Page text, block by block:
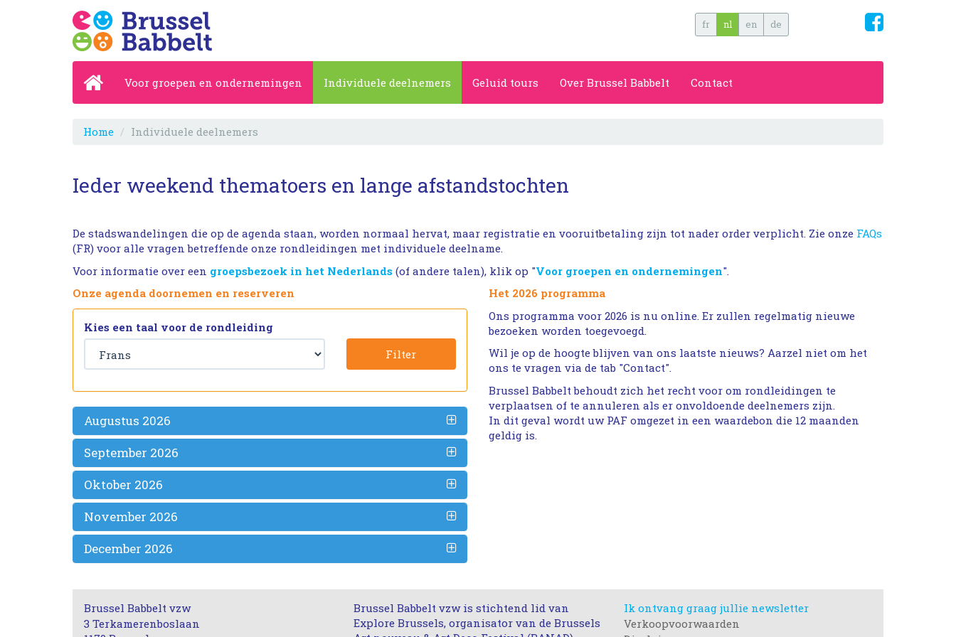
fr nl en de
Voor groepen en ondernemingen Individuele deelnemers Geluid tours Over Brussel Babbelt Contact
Home Individuele deelnemers
Ieder weekend thematoers en lange afstandstochten
De stadswandelingen die op de agenda staan, worden normaal hervat, maar registratie en vooruitbetaling zijn tot nader order verplicht. Zie onze FAQs
(FR) voor alle vragen betreffende onze rondleidingen met individuele deelname.
Voor informatie over een groepsbezoek in het Nederlands (of andere talen), klik op "Voor groepen en ondernemingen".
Onze agenda doornemen en reserveren
Kies een taal voor de rondleiding
Filter
Augustus 2026
September 2026
Oktober 2026
November 2026
December 2026
Het 2026 programma
Ons programma voor 2026 is nu online. Er zullen regelmatig nieuwe
bezoeken worden toegevoegd.
Wil je op de hoogte blijven van ons laatste nieuws? Aarzel niet om het
ons te vragen via de tab "Contact".
Brussel Babbelt behoudt zich het recht voor om rondleidingen te
verplaatsen of te annuleren als er onvoldoende deelnemers zijn.
In dit geval wordt uw PAF omgezet in een waardebon die 12 maanden
geldig is.
Brussel Babbelt vzw
3 Terkamerenboslaan
Brussel Babbelt vzw is stichtend lid van
Explore Brussels, organisator van de Brussels
Ik ontvang graag jullie newsletter
Verkoopvoorwaarden